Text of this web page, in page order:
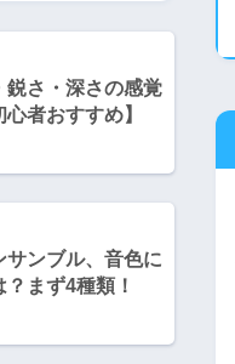
鋭さ・深さの感覚
者おすすめ】
サンブル、音色に
まず4種類！